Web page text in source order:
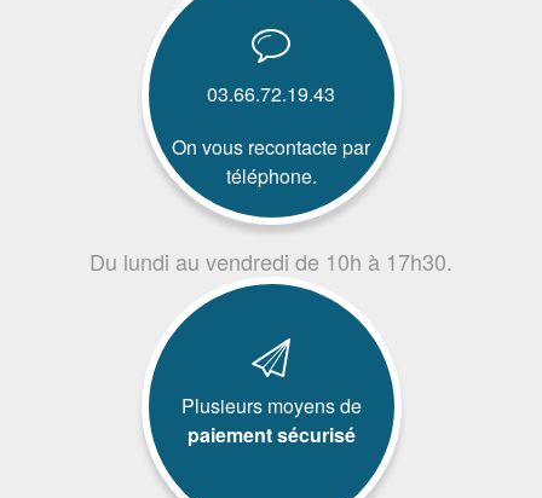
03.66.72.19.43
On vous recontacte par
téléphone.
Du lundi au vendredi de 10h à 17h30.
Plusieurs moyens de
paiement sécurisé